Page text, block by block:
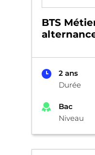
BTS
2 ans
Durée
Bac
Niveau